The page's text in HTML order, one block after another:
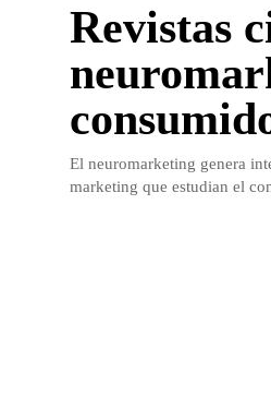
Revistas
El neuromarketing genera
marketing que estudian el